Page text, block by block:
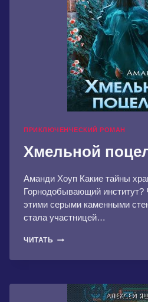
ПРИКЛЮЧЕНЧЕСКИЙ РОМАН
Хмельной
Аманди Хоуп Какие тайны
Горнодобывающий институт?
этими серыми каменными
стала участницей…
ЧИТАТЬ ХМЕЛЬНОЙ